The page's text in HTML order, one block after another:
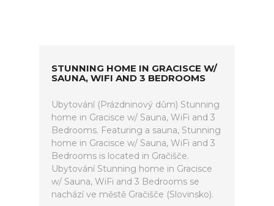
STUNNING HOME IN GRACISCE W/
SAUNA, WIFI AND 3 BEDROOMS
Ubytování (Prázdninový dům) Stunning
home in Gracisce w/ Sauna, WiFi and 3
Bedrooms. Featuring a sauna, Stunning
home in Gracisce w/ Sauna, WiFi and 3
Bedrooms is located in Gračišče.
Ubytování Stunning home in Gracisce
w/ Sauna, WiFi and 3 Bedrooms se
nachází ve městě Gračišče (Slovinsko).